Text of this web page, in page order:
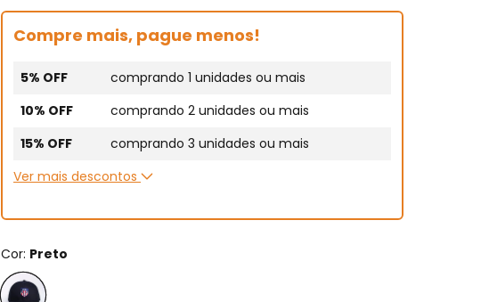
Compre mais, pague menos!
5% OFF
comprando 1 unidades ou mais
10% OFF
comprando 2 unidades ou mais
15% OFF
comprando 3 unidades ou mais
Ver mais descontos
Cor: Preto